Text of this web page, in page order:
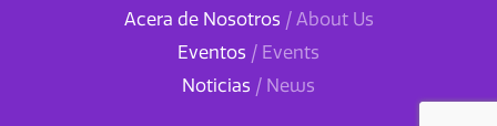
Acera de Nosotros / About Us
Eventos / Events
Noticias / News